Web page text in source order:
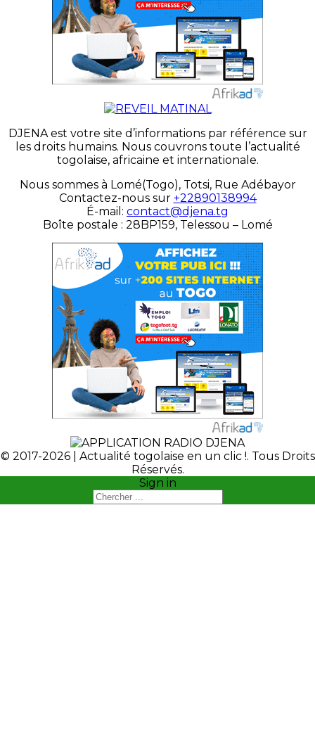
DJENA est votre site d’informations par référence sur
les droits humains. Nous couvrons toute l’actualité
togolaise, africaine et internationale.
Nous sommes à Lomé(Togo), Totsi, Rue Adébayor
Contactez-nous sur +22890138994
É-mail: contact@djena.tg
Boîte postale : 28BP159, Telessou – Lomé
© 2017-2026 | Actualité togolaise en un clic !. Tous Droits
Réservés.
Sign in